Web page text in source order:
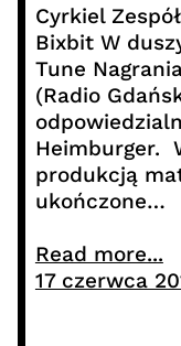
Cyrkiel
Bixbit W
Tune
(Radio
Heimburger.
produkcją
ukończone…
Read more...
17 czerwca